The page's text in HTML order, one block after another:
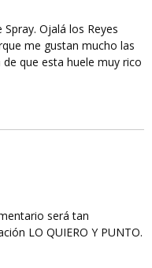
Ojalá los Reyes
me gustan mucho las
que esta huele muy rico
será tan
LO QUIERO Y PUNTO.